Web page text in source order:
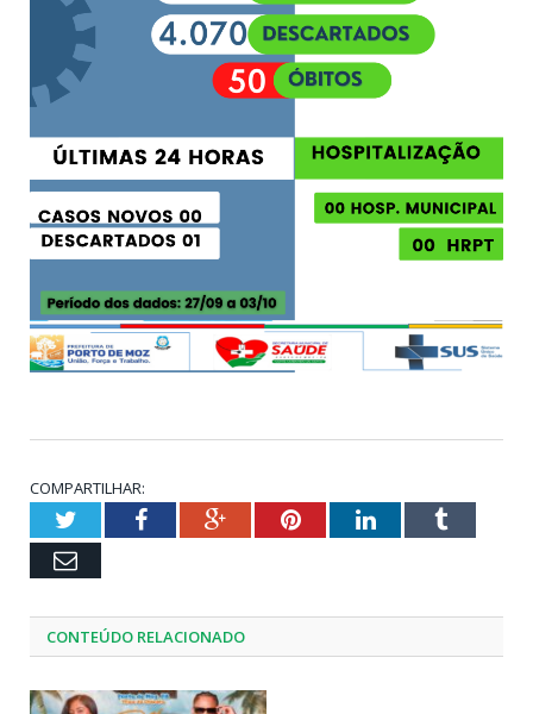
COMPARTILHAR:
TwitterFacebookGoogle+PinterestLinkedInTumblr
Email
CONTEÚDO RELACIONADO